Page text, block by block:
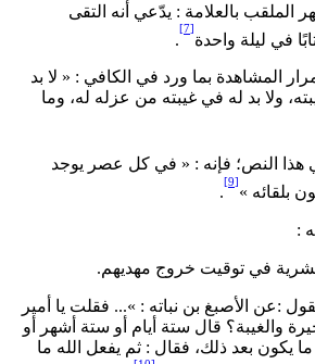
بالعلامة : يدّعي أنه التقى
في ليلة واحدة
.
المشاهدة بما ورد في الكافي : « لا بد
ولا بد له في غيبته من عزله له، وما
النص؛ فإنه : « في كل عصر يوجد
بلقائه »
.
في توقيت خروج مهديهم.
:عن الأصبغ بن نباته : »... فقلت يا أمير
والغيبة؟ قال ستة أيام أو ستة أشهر أو
بعد ذلك، فقال : ثم يفعل الله ما